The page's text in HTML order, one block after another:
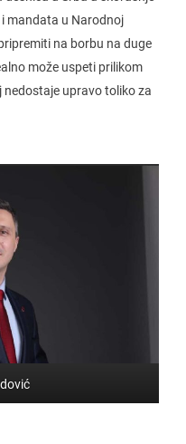
mandata u Narodnoj
na borbu na duge
može uspeti prilikom
upravo toliko za